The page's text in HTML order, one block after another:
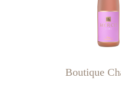
Boutique